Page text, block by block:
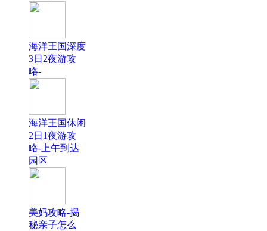
海洋王国深度
3日2夜游攻
略-
海洋王国休闲
2日1夜游攻
略-上午到达
园区
美妈攻略-揭
秘亲子怎么